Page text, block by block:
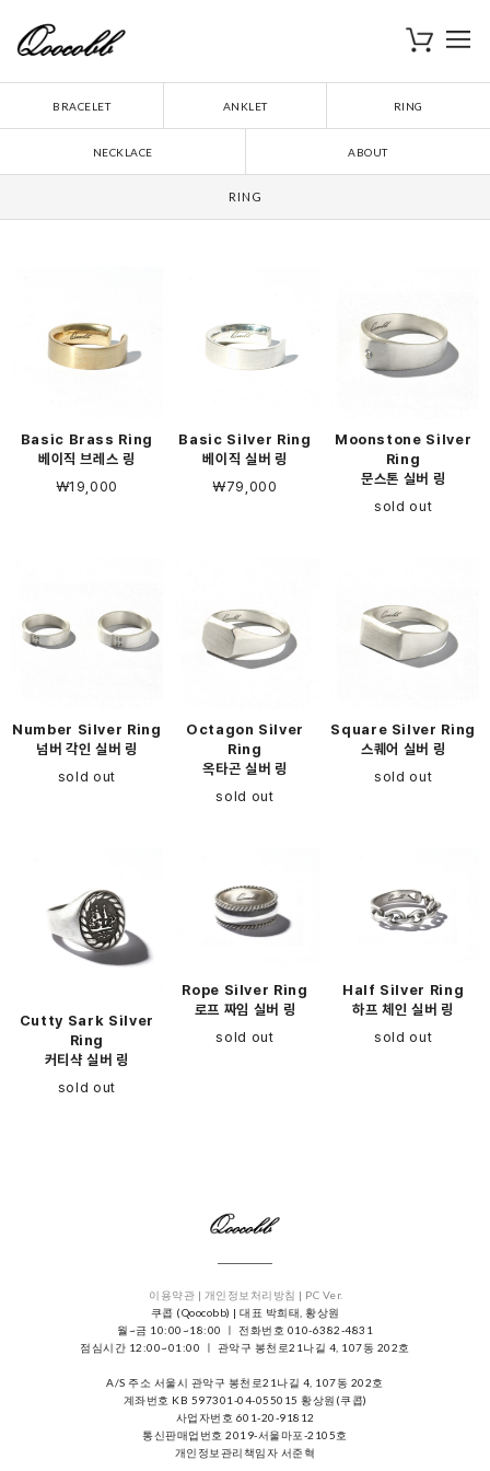
장바구니
BRACELET ANKLET RING
NECKLACE ABOUT
RING
Basic Brass Ring
베이직 브레스 링
￦19,000
Basic Silver Ring
베이직 실버 링
￦79,000
Moonstone Silver
Ring
문스톤 실버 링
sold out
Number Silver Ring
넘버 각인 실버 링
sold out
Octagon Silver
Ring
옥타곤 실버 링
sold out
Square Silver Ring
스퀘어 실버 링
sold out
Cutty Sark Silver
Ring
커티샥 실버 링
sold out
Rope Silver Ring
로프 짜임 실버 링
sold out
Half Silver Ring
하프 체인 실버 링
sold out
이용약관 | 개인정보처리방침 | PC Ver.
쿠콥 (Qoocobb) | 대표 박희태, 황상원
월~금 10:00~18:00 ㅣ 전화번호 010-6382-4831
점심시간 12:00~01:00 ㅣ 관악구 봉천로21나길 4, 107동 202호
A/S 주소 서울시 관악구 봉천로21나길 4, 107동 202호
계좌번호 KB 597301-04-055015 황상원(쿠콥)
사업자번호 601-20-91812
통신판매업번호 2019-서울마포-2105호
개인정보관리책임자 서준혁